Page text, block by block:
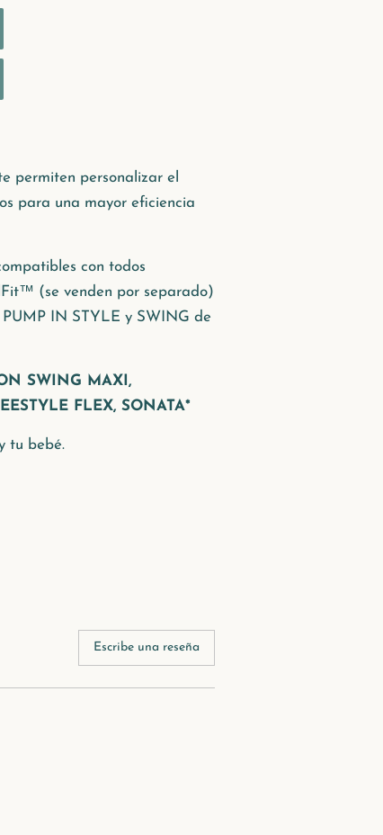
permiten personalizar el
para una mayor eficiencia
con todos
(se venden por separado)
IN STYLE y SWING de
SWING MAXI,
FLEX, SONATA*
tu bebé.
Escribe una reseña